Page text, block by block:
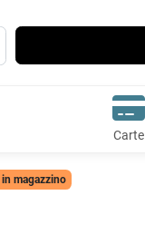
Carte
magazzino